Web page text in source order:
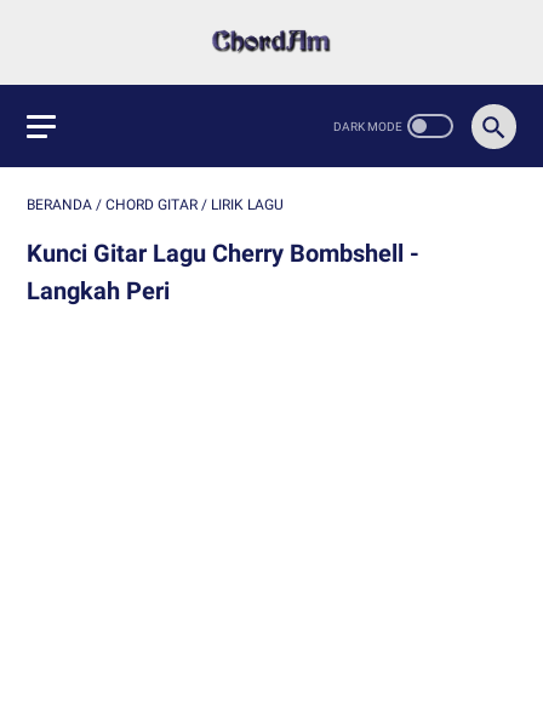
BERANDA / CHORD GITAR / LIRIK LAGU
Kunci Gitar Lagu Cherry Bombshell -
Langkah Peri